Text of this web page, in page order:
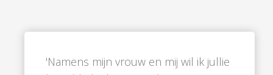
'Namens mijn vrouw en mij wil ik jullie